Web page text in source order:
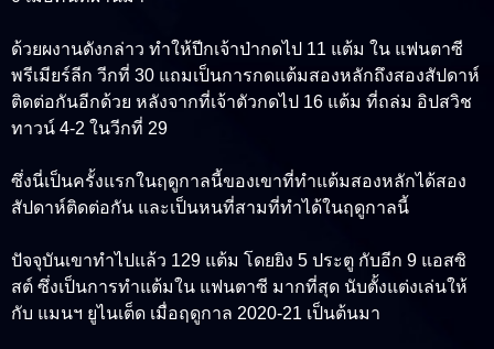
ด้วยผงานดังกล่าว ทำให้ปีกเจ้าป่ากดไป 11 แต้ม ใน แฟนตาซี
พรีเมียร์ลีก วีกที่ 30 แถมเป็นการกดแต้มสองหลักถึงสองสัปดาห์
ติดต่อกันอีกด้วย หลังจากที่เจ้าตัวกดไป 16 แต้ม ที่ถล่ม อิปสวิช
ทาวน์ 4-2 ในวีกที่ 29
ซึ่งนี่เป็นครั้งแรกในฤดูกาลนี้ของเขาที่ทำแต้มสองหลักได้สอง
สัปดาห์ติดต่อกัน และเป็นหนที่สามที่ทำได้ในฤดูกาลนี้
ปัจจุบันเขาทำไปแล้ว 129 แต้ม โดยยิง 5 ประตู กับอีก 9 แอสซิ
สต์ ซึ่งเป็นการทำแต้มใน แฟนตาซี มากที่สุด นับตั้งแต่งเล่นให้
กับ แมนฯ ยูไนเต็ด เมื่อฤดูกาล 2020-21 เป็นต้นมา